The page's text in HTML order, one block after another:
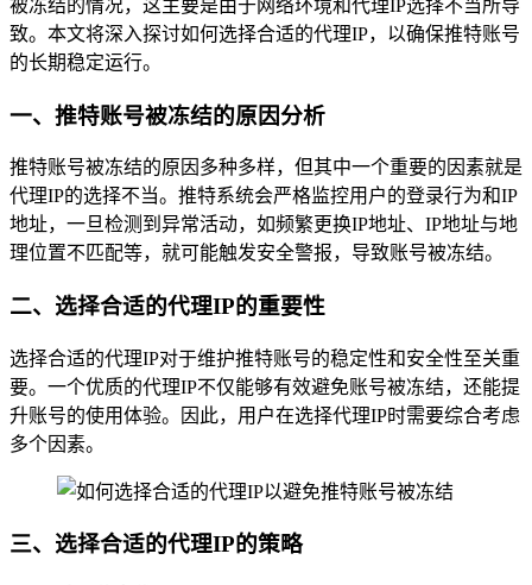
被冻结的情况，这主要是由于网络环境和代理IP选择不当所导
致。本文将深入探讨如何选择合适的代理IP，以确保推特账号
的长期稳定运行。
一、推特账号被冻结的原因分析
推特账号被冻结的原因多种多样，但其中一个重要的因素就是
代理IP的选择不当。推特系统会严格监控用户的登录行为和IP
地址，一旦检测到异常活动，如频繁更换IP地址、IP地址与地
理位置不匹配等，就可能触发安全警报，导致账号被冻结。
二、选择合适的代理IP的重要性
选择合适的代理IP对于维护推特账号的稳定性和安全性至关重
要。一个优质的代理IP不仅能够有效避免账号被冻结，还能提
升账号的使用体验。因此，用户在选择代理IP时需要综合考虑
多个因素。
三、选择合适的代理IP的策略